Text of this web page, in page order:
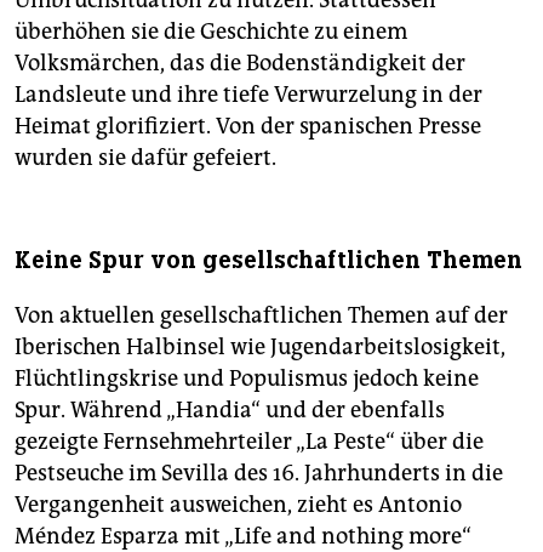
überhöhen sie die Geschichte zu einem
Volksmärchen, das die Bodenständigkeit der
Landsleute und ihre tiefe Verwurzelung in der
Heimat glorifiziert. Von der spanischen Presse
wurden sie dafür gefeiert.
Keine Spur von gesellschaftlichen Themen
Von aktuellen gesellschaftlichen Themen auf der
Iberischen Halbinsel wie Jugendarbeitslosigkeit,
Flüchtlingskrise und Populismus jedoch keine
Spur. Während „Handia“ und der ebenfalls
gezeigte Fernsehmehrteiler „La Peste“ über die
Pestseuche im Sevilla des 16. Jahrhunderts in die
Vergangenheit ausweichen, zieht es Antonio
Méndez Esparza mit „Life and nothing more“